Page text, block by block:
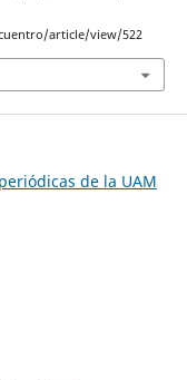
article/view/522
de la UAM